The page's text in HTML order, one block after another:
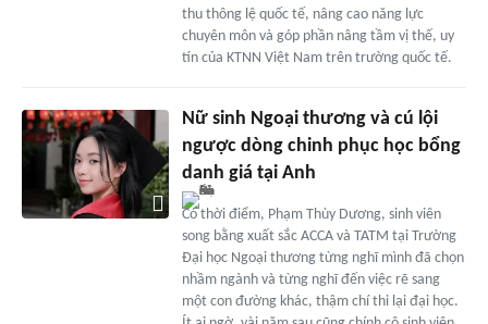
thu thông lệ quốc tế, nâng cao năng lực
chuyên môn và góp phần nâng tầm vị thế, uy
tín của KTNN Việt Nam trên trường quốc tế.
Nữ sinh Ngoại thương và cú lội
ngược dòng chinh phục học bổng
danh giá tại Anh
Có thời điểm, Phạm Thùy Dương, sinh viên
song bằng xuất sắc ACCA và TATM tại Trường
Đại học Ngoại thương từng nghĩ mình đã chọn
nhầm ngành và từng nghĩ đến việc rẽ sang
một con đường khác, thậm chí thi lại đại học.